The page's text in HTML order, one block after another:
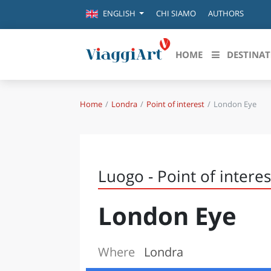
ENGLISH CHI SIAMO AUTHORS
HOME
Destinazioni in evidenza
FIRENZE
NAPOLI
BOLOGNA
LA SILA
IL SALENTO
Home Londra Point of interest London Eye
Luogo - Point of
London Eye
Where Londra